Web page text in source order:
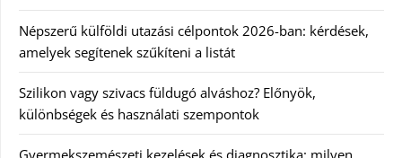
Népszerű külföldi utazási célpontok 2026-ban: kérdések,
amelyek segítenek szűkíteni a listát
Szilikon vagy szivacs füldugó alváshoz? Előnyök,
különbségek és használati szempontok
Gyermekszemészeti kezelések és diagnosztika: milyen